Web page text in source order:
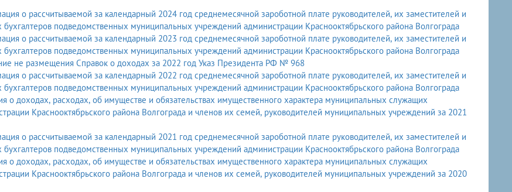
о рассчитываемой за календарный 2024 год среднемесячной зароботной плате руководителей, их заместителей и
бухгалтеров подведомственных муниципальных учреждений администрации Краснооктябрьского района Волгограда
о рассчитываемой за календарный 2023 год среднемесячной зароботной плате руководителей, их заместителей и
бухгалтеров подведомственных муниципальных учреждений администрации Краснооктябрьского района Волгограда
не размещения Справок о доходах за 2022 год Указ Президента РФ № 968
о рассчитываемой за календарный 2022 год среднемесячной зароботной плате руководителей, их заместителей и
бухгалтеров подведомственных муниципальных учреждений администрации Краснооктябрьского района Волгограда
о доходах, расходах, об имуществе и обязательствах имущественного характера муниципальных служащих
Краснооктябрьского района Волгограда и членов их семей, руководителей муниципальных учреждений за 2021
о рассчитываемой за календарный 2021 год среднемесячной зароботной плате руководителей, их заместителей и
бухгалтеров подведомственных муниципальных учреждений администрации Краснооктябрьского района Волгограда
о доходах, расходах, об имуществе и обязательствах имущественного характера муниципальных служащих
Краснооктябрьского района Волгограда и членов их семей, руководителей муниципальных учреждений за 2020